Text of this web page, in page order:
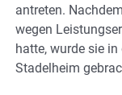
antreten.
wegen
hatte, wurde sie
Stadelheim